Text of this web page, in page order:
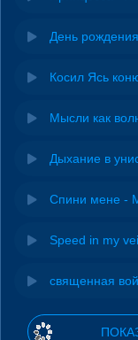
День
Косил Ясь
Мысли как
Дыхание в
Спини мене -
Speed in my
священная